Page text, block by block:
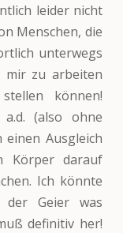
leider nicht
Menschen, die
unterwegs
mir zu arbeiten
können!
(also ohne
Ausgleich
Körper darauf
Ich könnte
Geier was
definitiv her!